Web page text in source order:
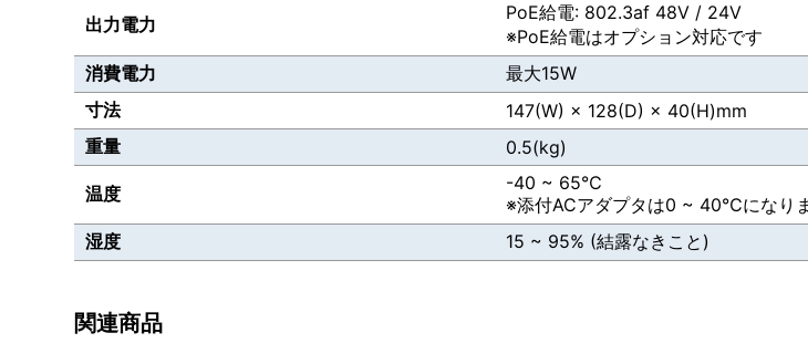
出力電力
PoE給電: 802.3af 48V / 24V
※PoE給電はオプション対応です
消費電力
最大15W
寸法
147(W) × 128(D) × 40(H)mm
重量
0.5(kg)
温度
-40 ~ 65℃
※添付ACアダプタは0 ~ 40℃になり
湿度
15 ~ 95% (結露なきこと)
関連商品